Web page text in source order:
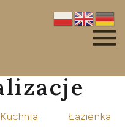
Kuchnia Łazienka